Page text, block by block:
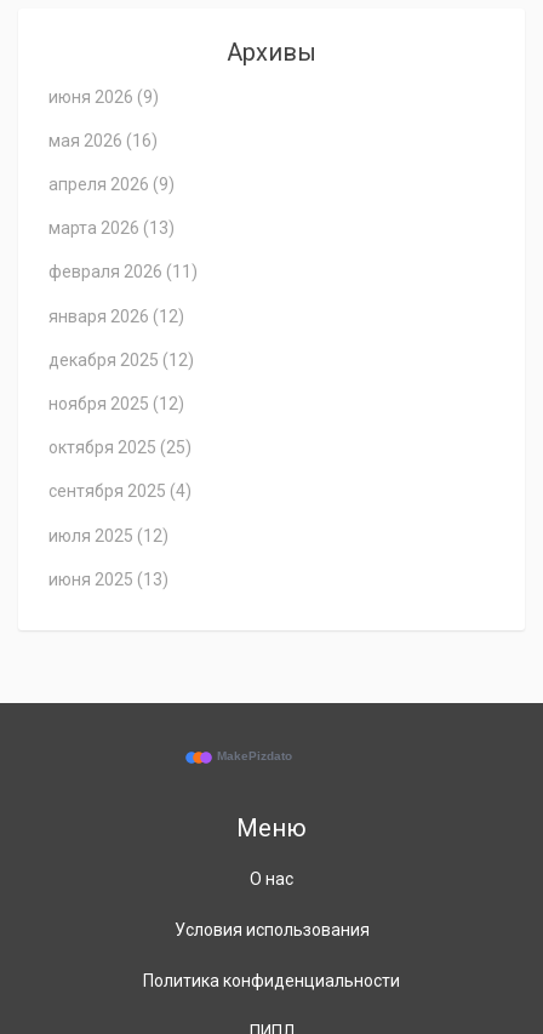
Архивы
июня 2026 (9)
мая 2026 (16)
апреля 2026 (9)
марта 2026 (13)
февраля 2026 (11)
января 2026 (12)
декабря 2025 (12)
ноября 2025 (12)
октября 2025 (25)
сентября 2025 (4)
июля 2025 (12)
июня 2025 (13)
Меню
О нас
Условия использования
Политика конфиденциальности